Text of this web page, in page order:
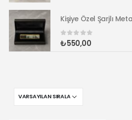
Kişiye Özel Şarjlı
0 5 üzerinden
₺550,00